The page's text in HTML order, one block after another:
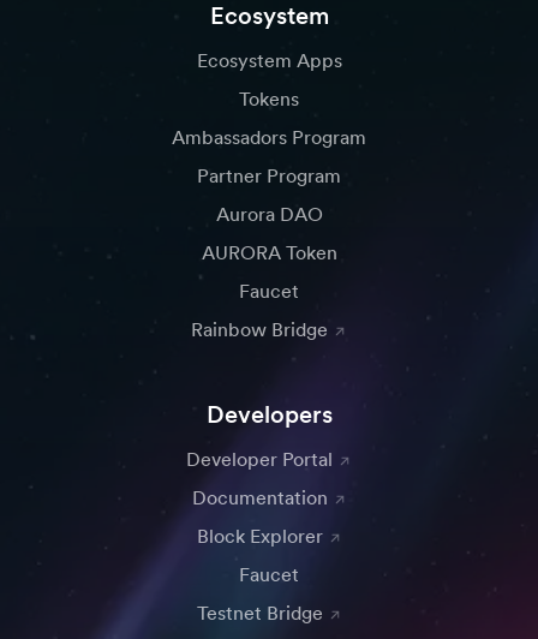
Ecosystem
Ecosystem Apps
Tokens
Ambassadors Program
Partner Program
Aurora DAO
AURORA Token
Faucet
Rainbow Bridge
Developers
Developer Portal
Documentation
Block Explorer
Faucet
Testnet Bridge